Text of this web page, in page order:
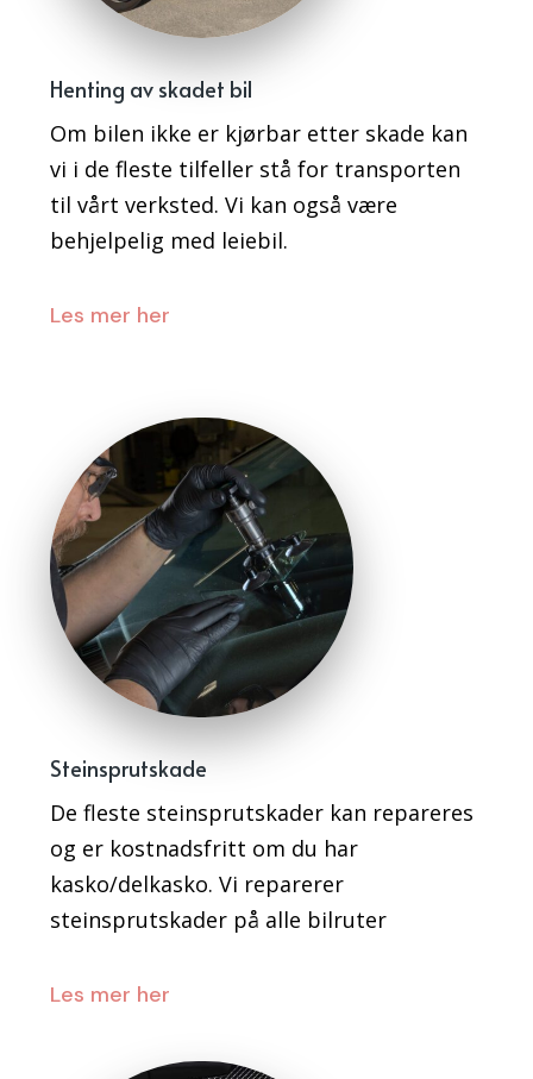
Henting av skadet bil
Om bilen ikke er kjørbar etter skade kan
vi i de fleste tilfeller stå for transporten
til vårt verksted. Vi kan også være
behjelpelig med leiebil.
Les mer her
Steinsprutskade
De fleste steinsprutskader kan repareres
og er kostnadsfritt om du har
kasko/delkasko. Vi reparerer
steinsprutskader på alle bilruter
Les mer her